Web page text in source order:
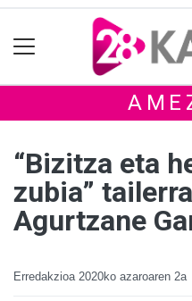
“Bizitza eta
zubia”
Agurtzane
Erredakzioa 2020ko azaroaren 2a